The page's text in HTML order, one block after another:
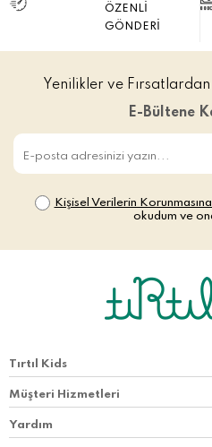
ÖZENLİ
GÖNDERİ
Yenilikler ve
E-Bültene
Kişisel Verilerin
okudum ve
Tırtıl Kids
Müşteri Hizmetleri
Yardım